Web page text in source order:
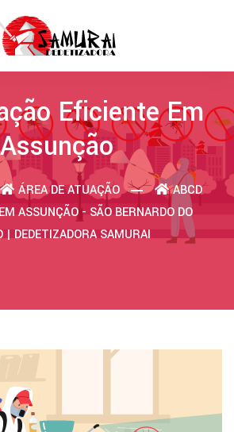
Eficiente Em
Assunção
ÁREA DE ATUAÇÃO
ABCD
ASSUNÇÃO - SÃO BERNARDO DO
| DEDETIZADORA SAMURAI